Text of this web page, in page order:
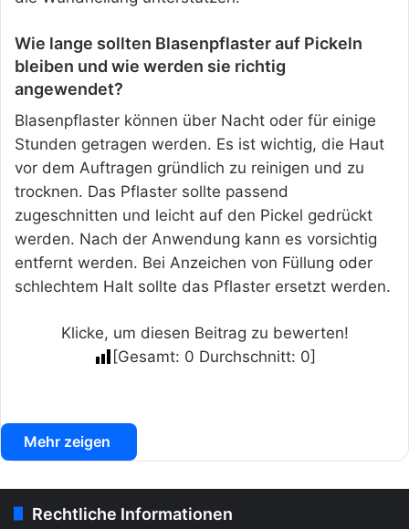
Wie lange sollten Blasenpflaster auf Pickeln
bleiben und wie werden sie richtig
angewendet?
Blasenpflaster können über Nacht oder für einige
Stunden getragen werden. Es ist wichtig, die Haut
vor dem Auftragen gründlich zu reinigen und zu
trocknen. Das Pflaster sollte passend
zugeschnitten und leicht auf den Pickel gedrückt
werden. Nach der Anwendung kann es vorsichtig
entfernt werden. Bei Anzeichen von Füllung oder
schlechtem Halt sollte das Pflaster ersetzt werden.
Klicke, um diesen Beitrag zu bewerten!
[Gesamt: 0 Durchschnitt: 0]
Mehr zeigen
Rechtliche Informationen